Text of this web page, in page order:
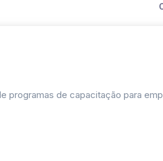
programas de capacitação para